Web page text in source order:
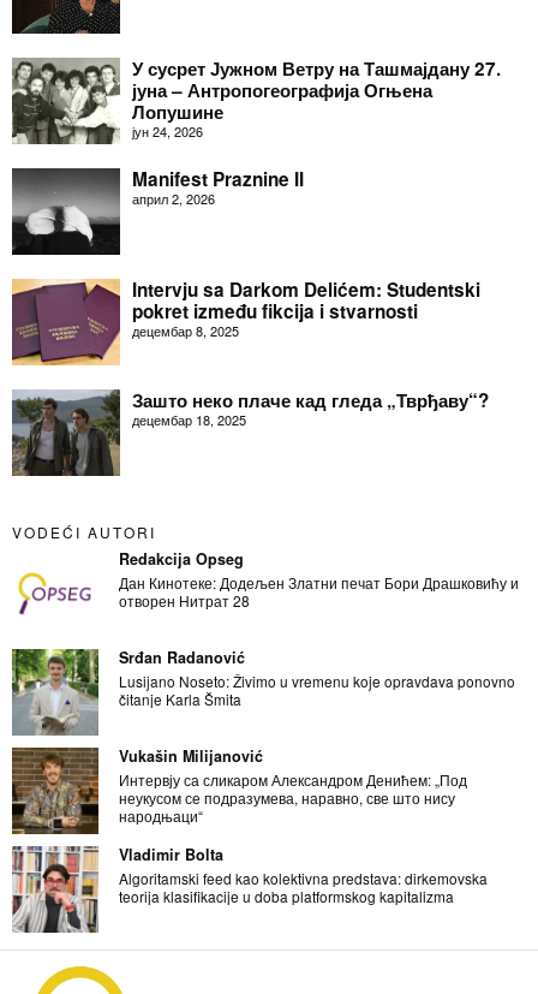
У сусрет Јужном Ветру на Ташмајдану 27.
јуна – Антропогеографија Огњена
Лопушине
јун 24, 2026
Manifest Praznine II
април 2, 2026
Intervju sa Darkom Delićem: Studentski
pokret između fikcija i stvarnosti
децембар 8, 2025
Зашто неко плаче кад гледа „Тврђаву“?
децембар 18, 2025
VODEĆI AUTORI
Redakcija Opseg
Дан Кинотеке: Додељен Златни печат Бори Драшковићу и
отворен Нитрат 28
Srđan Radanović
Lusijano Noseto: Živimo u vremenu koje opravdava ponovno
čitanje Karla Šmita
Vukašin Milijanović
Интервју са сликаром Александром Денићем: „Под
неукусом се подразумева, наравно, све што нису
народњаци“
Vladimir Bolta
Algoritamski feed kao kolektivna predstava: dirkemovska
teorija klasifikacije u doba platformskog kapitalizma